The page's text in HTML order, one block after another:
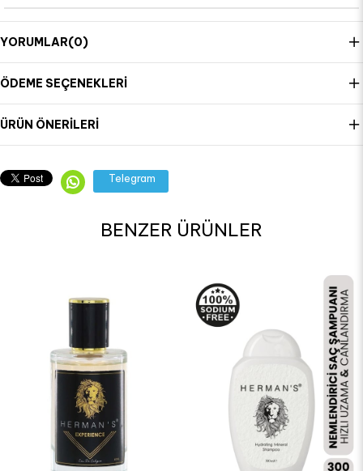
YORUMLAR(0)
ÖDEME SEÇENEKLERI
ÜRÜN ÖNERILERI
Telegram
BENZER ÜRÜNLER